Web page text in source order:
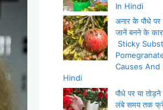
In Hindi
अनार के पौधे पर
जानें बनने के
Sticky
Causes And
Hindi
पौधे पर या
लंबे समय तक